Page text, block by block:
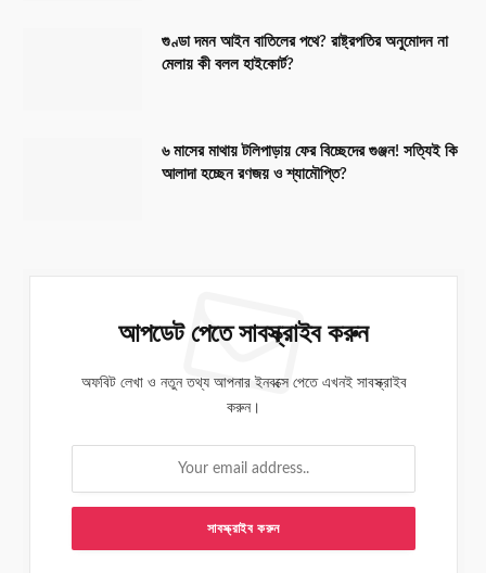
গুণ্ডা দমন আইন বাতিলের পথে? রাষ্ট্রপতির অনুমোদন না
মেলায় কী বলল হাইকোর্ট?
৬ মাসের মাথায় টলিপাড়ায় ফের বিচ্ছেদের গুঞ্জন! সত্যিই কি
আলাদা হচ্ছেন রণজয় ও শ্যামৌপ্তি?
আপডেট পেতে সাবস্ক্রাইব করুন
অফবিট লেখা ও নতুন তথ্য আপনার ইনবক্সে পেতে এখনই সাবস্ক্রাইব
করুন।